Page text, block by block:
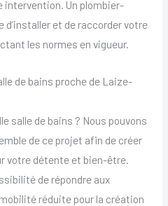
intervention. Un plombier-
et de raccorder votre
les normes en vigueur.
de bains proche de Laize-
salle de bains ? Nous pouvons
de ce projet afin de créer
votre détente et bien-être.
de répondre aux
réduite pour la création